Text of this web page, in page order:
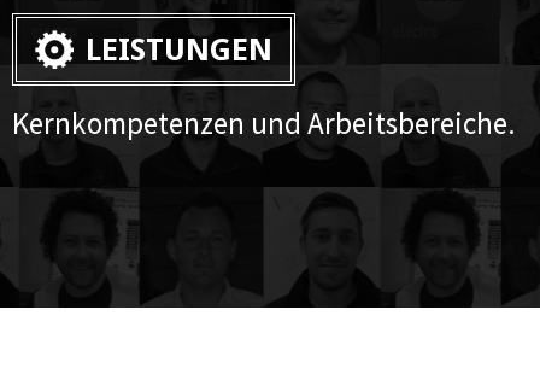
LEISTUNGEN
Kernkompetenzen und Arbeitsbereiche.